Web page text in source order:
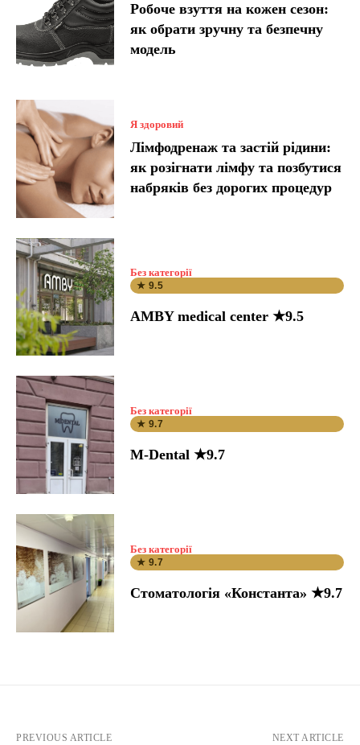
Робоче взуття на кожен сезон:
як обрати зручну та безпечну
модель
Я здоровий
Лімфодренаж та застій рідини:
як розігнати лімфу та позбутися
набряків без дорогих процедур
Без категорії
★ 9.5
AMBY medical center ★9.5
Без категорії
★ 9.7
M-Dental ★9.7
Без категорії
★ 9.7
Стоматологія «Константа» ★9.7
PREVIOUS ARTICLE NEXT ARTICLE